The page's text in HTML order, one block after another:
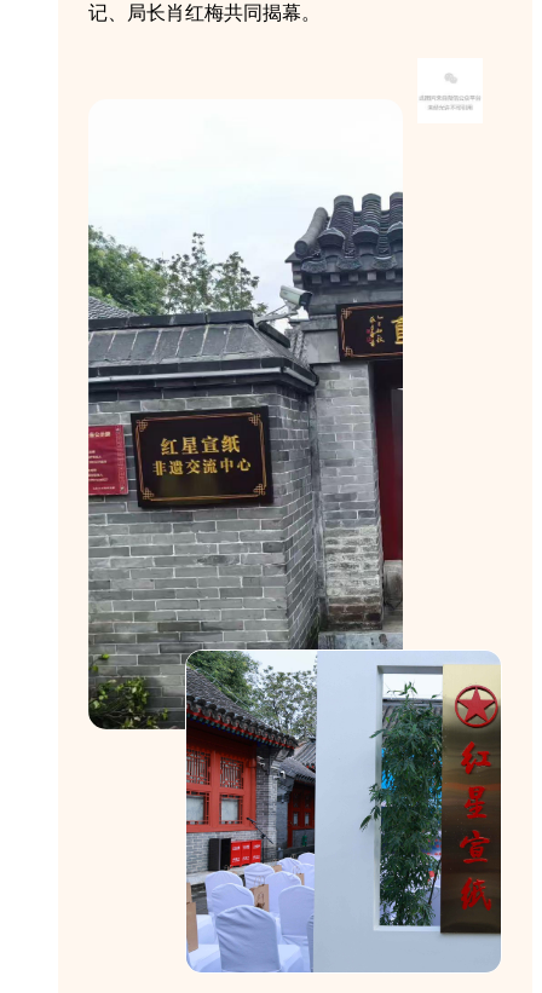
记、局长肖红梅共同揭幕。